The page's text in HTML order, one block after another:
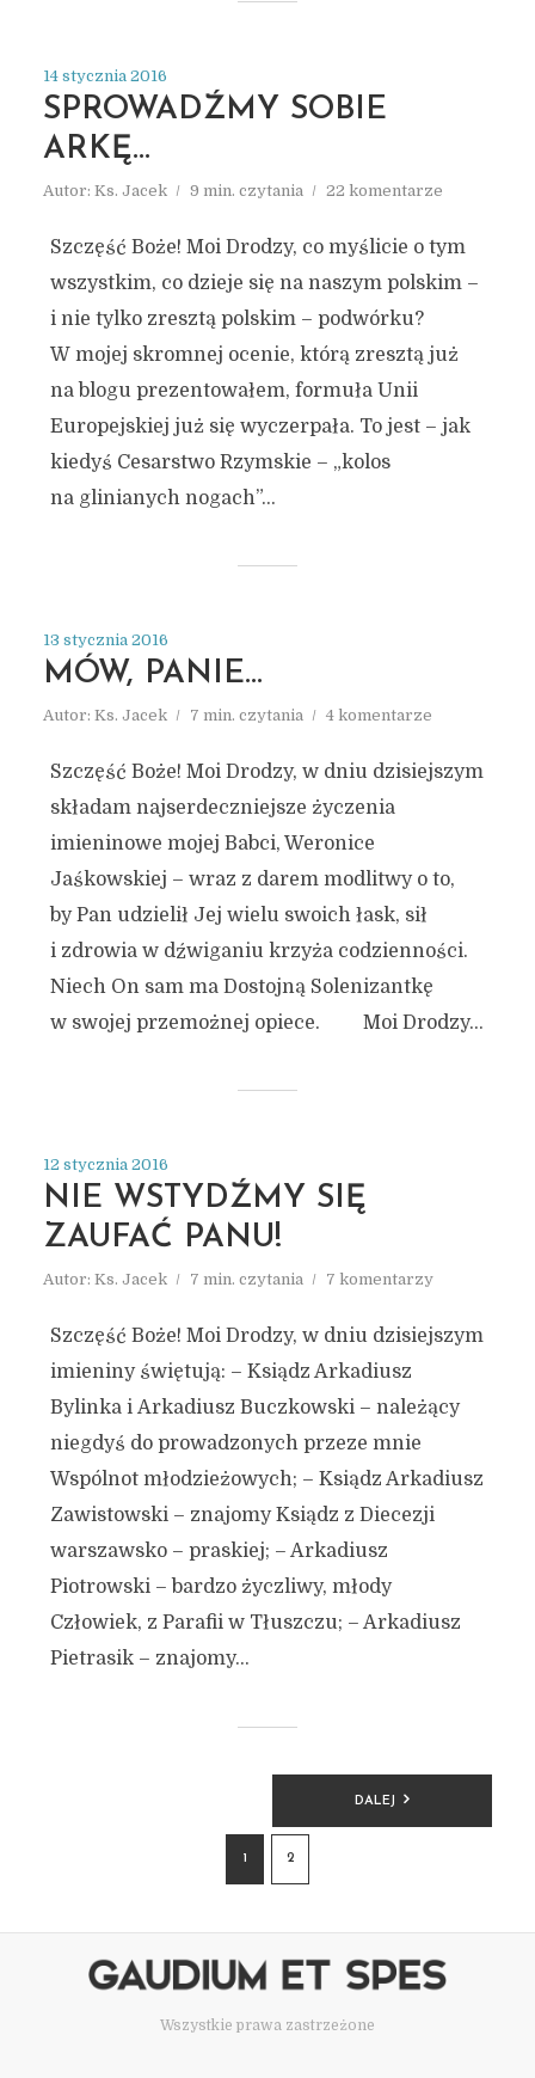
14 stycznia 2016
SPROWADŹMY SOBIE
ARKĘ…
Autor: Ks. Jacek 9 min. czytania 22 komentarze
Szczęść Boże! Moi Drodzy, co myślicie o tym
wszystkim, co dzieje się na naszym polskim –
i nie tylko zresztą polskim – podwórku?
W mojej skromnej ocenie, którą zresztą już
na blogu prezentowałem, formuła Unii
Europejskiej już się wyczerpała. To jest – jak
kiedyś Cesarstwo Rzymskie – „kolos
na glinianych nogach”...
13 stycznia 2016
MÓW, PANIE…
Autor: Ks. Jacek 7 min. czytania 4 komentarze
Szczęść Boże! Moi Drodzy, w dniu dzisiejszym
składam najserdeczniejsze życzenia
imieninowe mojej Babci, Weronice
Jaśkowskiej – wraz z darem modlitwy o to,
by Pan udzielił Jej wielu swoich łask, sił
i zdrowia w dźwiganiu krzyża codzienności.
Niech On sam ma Dostojną Solenizantkę
w swojej przemożnej opiece. Moi Drodzy...
12 stycznia 2016
NIE WSTYDŹMY SIĘ
ZAUFAĆ PANU!
Autor: Ks. Jacek 7 min. czytania 7 komentarzy
Szczęść Boże! Moi Drodzy, w dniu dzisiejszym
imieniny świętują: – Ksiądz Arkadiusz
Bylinka i Arkadiusz Buczkowski – należący
niegdyś do prowadzonych przeze mnie
Wspólnot młodzieżowych; – Ksiądz Arkadiusz
Zawistowski – znajomy Ksiądz z Diecezji
warszawsko – praskiej; – Arkadiusz
Piotrowski – bardzo życzliwy, młody
Człowiek, z Parafii w Tłuszczu; – Arkadiusz
Pietrasik – znajomy...
1 2
DALEJ
Wszystkie prawa zastrzeżone